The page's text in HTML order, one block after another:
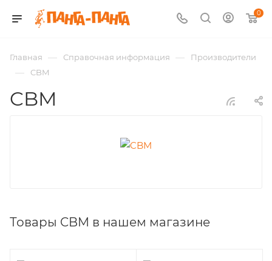
0
Главная — Справочная информация — Производители
— CBM
CBM
Товары CBM в нашем магазине